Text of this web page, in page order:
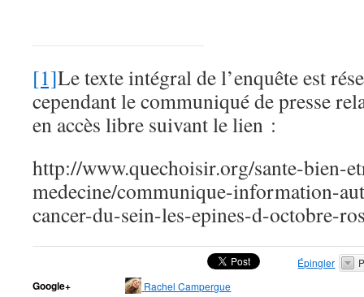
[1]Le texte intégral de l’enquête est
cependant le communiqué de presse
en accès libre suivant le lien :
http://www.quechoisir.org/sante-bien-
medecine/communique-information-
cancer-du-sein-les-epines-d-octobre-
Épingler
Google+ Rachel Campergue